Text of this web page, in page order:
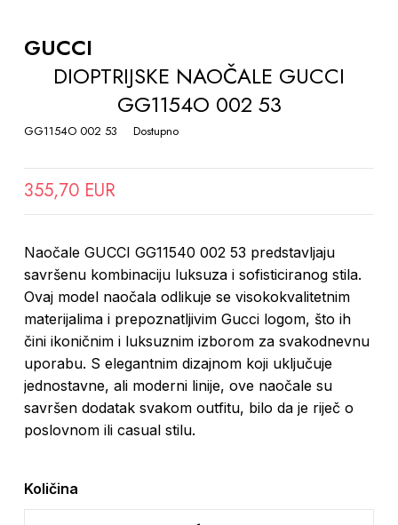
THE
BEGINNING
GALLERY
GUCCI
DIOPTRIJSKE NAOČALE GUCCI
GG1154O 002 53
GG1154O 002 53 Dostupno
355,70 EUR
Naočale GUCCI GG11540 002 53 predstavljaju
savršenu kombinaciju luksuza i sofisticiranog stila.
Ovaj model naočala odlikuje se visokokvalitetnim
materijalima i prepoznatljivim Gucci logom, što ih
čini ikoničnim i luksuznim izborom za svakodnevnu
uporabu. S elegantnim dizajnom koji uključuje
jednostavne, ali moderni linije, ove naočale su
savršen dodatak svakom outfitu, bilo da je riječ o
poslovnom ili casual stilu.
Količina